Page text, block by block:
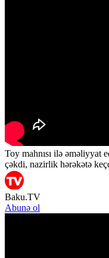
Toy mahnısı ilə əməliyyat
çəkdi, nazirlik hərəkətə
Baku.TV
Abunə ol